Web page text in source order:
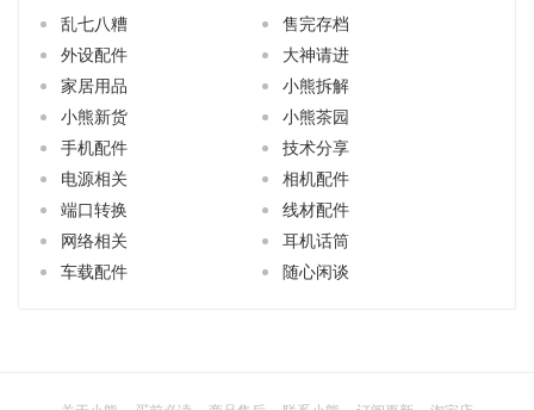
乱七八糟
售完存档
外设配件
大神请进
家居用品
小熊拆解
小熊新货
小熊茶园
手机配件
技术分享
电源相关
相机配件
端口转换
线材配件
网络相关
耳机话筒
车载配件
随心闲谈